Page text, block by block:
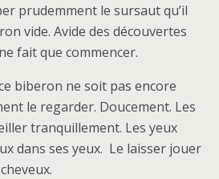
prudemment le sursaut qu’il
vide. Avide des découvertes
fait que commencer.
biberon ne soit pas encore
le regarder. Doucement. Les
tranquillement. Les yeux
dans ses yeux. Le laisser jouer